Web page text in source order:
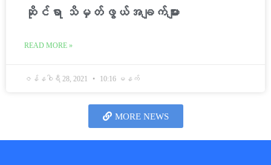
ဆိုင်ရာ သိမှတ်ဖွယ်အချက်များ
READ MORE »
ဇန်နဝါရီ 28, 2021 10:16 မနက်
MORE NEWS